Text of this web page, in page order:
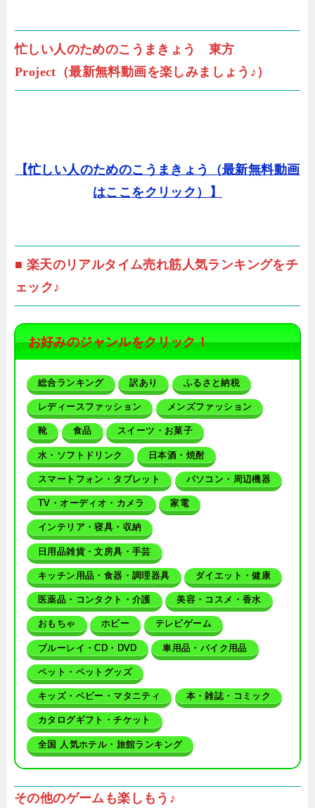
忙しい人のためのこうまきょう 東方
Project（最新無料動画を楽しみましょう♪）
【忙しい人のためのこうまきょう（最新無料動画
はここをクリック）】
■ 楽天のリアルタイム売れ筋人気ランキングをチ
ェック♪
お好みのジャンルをクリック！
総合ランキング 訳あり ふるさと納税
レディースファッション メンズファッション
靴 食品 スイーツ・お菓子
水・ソフトドリンク 日本酒・焼酎
スマートフォン・タブレット パソコン・周辺機器
TV・オーディオ・カメラ 家電
インテリア・寝具・収納
日用品雑貨・文房具・手芸
キッチン用品・食器・調理器具 ダイエット・健康
医薬品・コンタクト・介護 美容・コスメ・香水
おもちゃ ホビー テレビゲーム
ブルーレイ・CD・DVD 車用品・バイク用品
ペット・ペットグッズ
キッズ・ベビー・マタニティ 本・雑誌・コミック
カタログギフト・チケット
全国 人気ホテル・旅館ランキング
その他のゲームも楽しもう♪